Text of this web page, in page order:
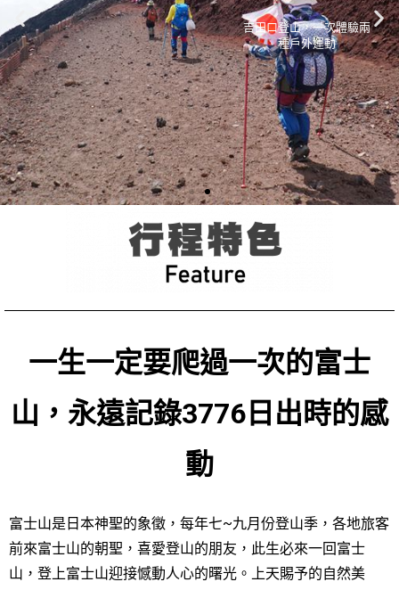
一生一定要爬過一次的富士
山，永遠記錄3776日出時的感
動
富士山是日本神聖的象徵，每年七~九月份登山季，各地旅客
前來富士山的朝聖，喜愛登山的朋友，此生必來一回富士
山，登上富士山迎接憾動人心的曙光。上天賜予的自然美